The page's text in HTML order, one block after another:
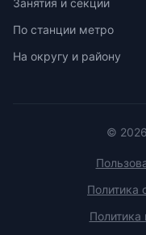
недостатки, а
возможности
образовательной
платных
Занятия и секции
По станции метро
На округу и району
©
Политика
Политика